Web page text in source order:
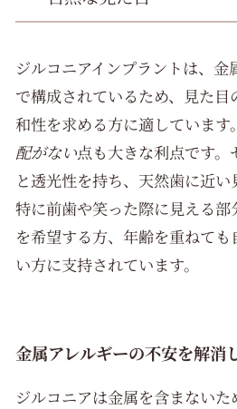
ジルコニアインプラントは、
で構成されているため、見た
和性を求める方に適しています。
配がない点も大きな利点です
と透光性を持ち、天然歯に近い
特に前歯や笑った際に見える部
を希望する方、年齢を重ねて
い方に支持されています。
金属アレルギーの不安を解消
ジルコニアは金属を含まない